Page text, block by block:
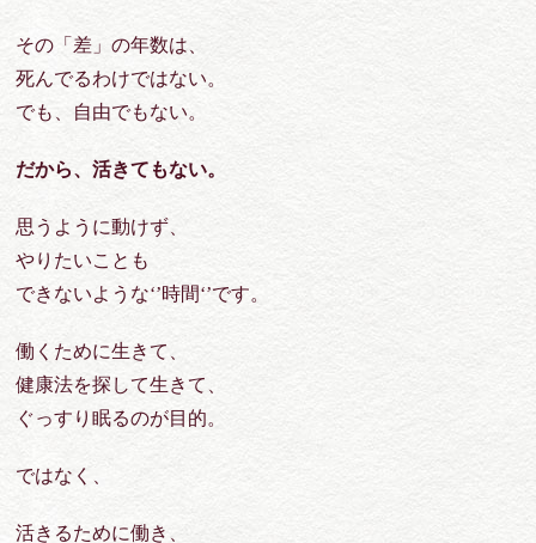
その「差」の年数は、
死んでるわけではない。
でも、自由でもない。
だから、活きてもない。
思うように動けず、
やりたいことも
できないような‘’時間‘’です。
働くために生きて、
健康法を探して生きて、
ぐっすり眠るのが目的。
ではなく、
活きるために働き、